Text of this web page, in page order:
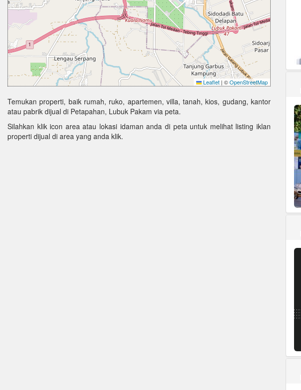
Leaflet | ©OpenStreetMap
Temukan properti, baik rumah, ruko, apartemen, villa, tanah, kios, gudang, kantor
atau pabrik dijual di Petapahan, Lubuk Pakam via peta.
Silahkan klik icon area atau lokasi idaman anda di peta untuk melihat listing iklan
properti dijual di area yang anda klik.